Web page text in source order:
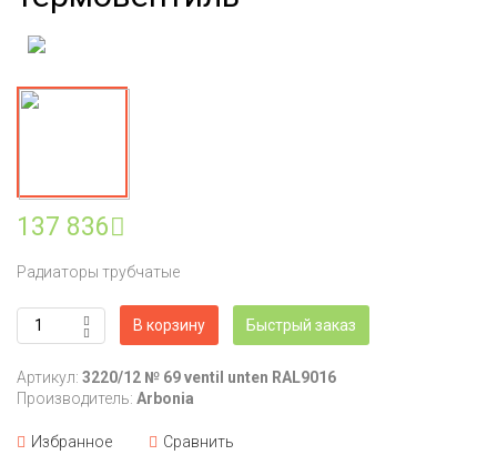
137 836
Радиаторы трубчатые
В корзину Быстрый заказ
Артикул: 3220/12 № 69 ventil unten RAL9016
Производитель: Arbonia
Избранное Сравнить